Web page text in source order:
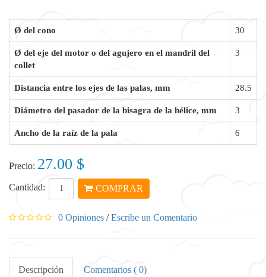
Ø del cono 30
Ø del eje del motor o del agujero en el mandril del
collet
3
Distancia entre los ejes de las palas, mm 28.5
Diámetro del pasador de la bisagra de la hélice, mm 3
Ancho de la raíz de la pala 6
Precio: 27.00 $
Cantidad: COMPRAR
0 Opiniones /Escribe un Comentario
Descripción Comentarios ( 0)